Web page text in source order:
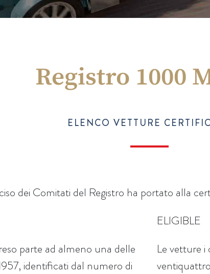
Registro 1000
ELENCO VETTURE
dei Comitati del Registro ha portato alla
parte ad almeno una delle
identificati dal numero di
ELIGIBLE
Le vetture